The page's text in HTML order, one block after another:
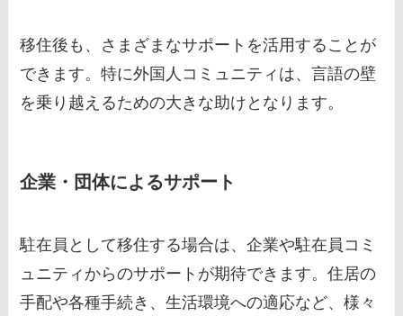
移住後も、さまざまなサポートを活用することが
できます。特に外国人コミュニティは、言語の壁
を乗り越えるための大きな助けとなります。
企業・団体によるサポート
駐在員として移住する場合は、企業や駐在員コミ
ュニティからのサポートが期待できます。住居の
手配や各種手続き、生活環境への適応など、様々